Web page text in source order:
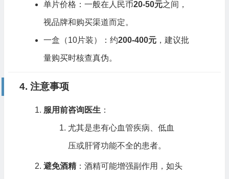
单片价格：一般在人民币20-50元之间，
视品牌和购买渠道而定。
一盒（10片装）：约200-400元，建议批
量购买时核查真伪。
4. 注意事项
服用前咨询医生 ：
尤其是患有心血管疾病、低血
压或肝肾功能不全的患者。
避免酒精：酒精可能增强副作用，如头